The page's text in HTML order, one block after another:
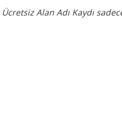
Ücretsiz Alan Adı Kaydı